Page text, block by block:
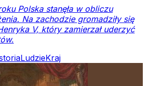
Polska stanęła w obliczu
Na zachodzie gromadziły się
V, który zamierzał uderzyć
LudzieKraj